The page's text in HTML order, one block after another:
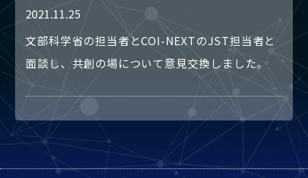
2021.11.25
文部科学省の担当者とCOI-NEXTのJST担当者と
面談し、共創の場について意見交換しました。